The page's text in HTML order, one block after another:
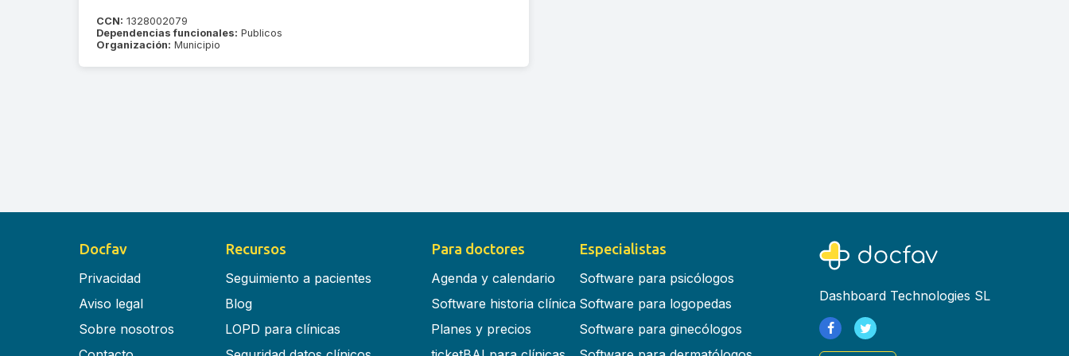
CCN: 1328002079
Dependencias funcionales: Publicos
Organización: Municipio
Docfav
Privacidad
Aviso legal
Sobre nosotros
Recursos
Seguimiento a pacientes
Blog
LOPD para clínicas
Para doctores
Agenda y calendario
Software historia clínica
Planes y precios
Especialistas
Software para psicólogos
Software para logopedas
Software para ginecólogos
Dashboard Technologies SL